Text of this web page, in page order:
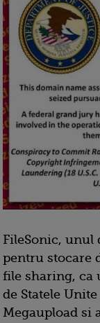
FileSonic,
pentru stocare
file sharing, ca
de Statele
Megaupload si